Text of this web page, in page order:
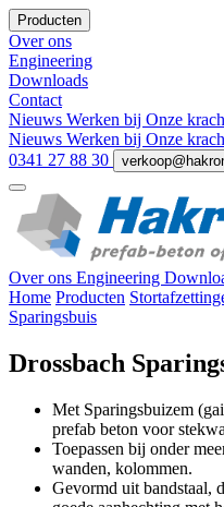
Producten
Over ons
Engineering
Downloads
Contact
Nieuws Werken bij Onze
Nieuws Werken bij Onze
0341 27 88 30
Over ons Engineering
Home Producten
Sparingsbuis
Drossbach
Met Sparingsbuizem
prefab beton voor
Toepassen bij onder
wanden, kolommen.
Gevormd uit bandstaal,